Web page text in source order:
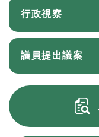
行政視察
議員提出議案